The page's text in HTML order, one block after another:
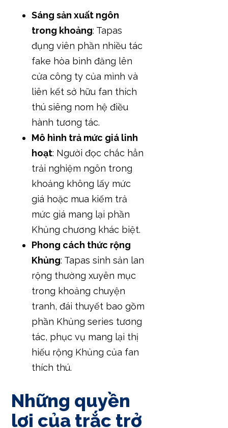
Sáng sản xuất ngôn
trong khoảng: Tapas
đụng viên phần nhiều tác
fake hòa bình đăng lên
cửa công ty của mình và
liên kết sở hữu fan thích
thú siêng nom hệ điều
hành tương tác.
Mô hình trả mức giá linh
hoạt: Người đọc chắc hẳn
trải nghiệm ngôn trong
khoảng không lấy mức
giá hoặc mua kiếm trả
mức giá mang lại phần
Khủng chương khác biệt.
Phong cách thức rộng
Khủng: Tapas sinh sản lan
rộng thường xuyên mục
trong khoảng chuyện
tranh, đái thuyết bao gồm
phần Khủng series tương
tác, phục vụ mang lại thị
hiếu rộng Khủng của fan
thích thú.
Những quyền
lợi của trắc trở